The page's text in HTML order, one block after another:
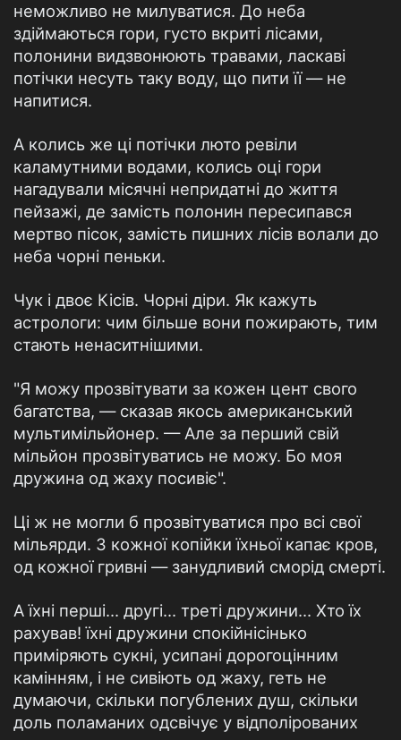
неможливо не милуватися. До неба
здіймаються гори, густо вкриті лісами,
полонини видзвонюють травами, ласкаві
потічки несуть таку воду, що пити її — не
напитися.
А колись же ці потічки люто ревіли
каламутними водами, колись оці гори
нагадували місячні непридатні до життя
пейзажі, де замість полонин пересипався
мертво пісок, замість пишних лісів волали до
неба чорні пеньки.
Чук і двоє Кісів. Чорні діри. Як кажуть
астрологи: чим більше вони пожирають, тим
стають ненаситнішими.
"Я можу прозвітувати за кожен цент свого
багатства, — сказав якось американський
мультимільйонер. — Але за перший свій
мільйон прозвітуватись не можу. Бо моя
дружина од жаху посивіє".
Ці ж не могли б прозвітуватися про всі свої
мільярди. З кожної копійки їхньої капає кров,
од кожної гривні — занудливий сморід смерті.
А їхні перші... другі... треті дружини... Хто їх
рахував! їхні дружини спокійнісінько
приміряють сукні, усипані дорогоцінним
камінням, і не сивіють од жаху, геть не
думаючи, скільки погублених душ, скільки
доль поламаних одсвічує у відполірованих